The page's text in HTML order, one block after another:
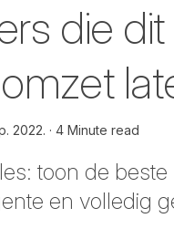
die dit
2022. 4 Minute read
toon de
en volledig